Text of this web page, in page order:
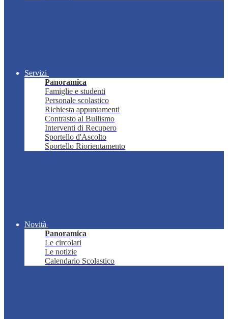
Servizi
Panoramica
Famiglie e studenti
Personale scolastico
Richiesta appuntamenti
Contrasto al Bullismo
Interventi di Recupero
Sportello d'Ascolto
Sportello Riorientamento
Novità
Panoramica
Le circolari
Le notizie
Calendario Scolastico